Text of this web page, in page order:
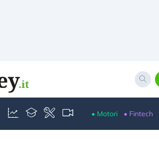
• Motori • Fintech